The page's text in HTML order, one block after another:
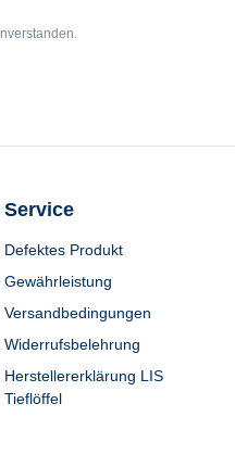
Service
Defektes Produkt
Gewährleistung
Versandbedingungen
Widerrufsbelehrung
Herstellererklärung LIS
Tieflöffel